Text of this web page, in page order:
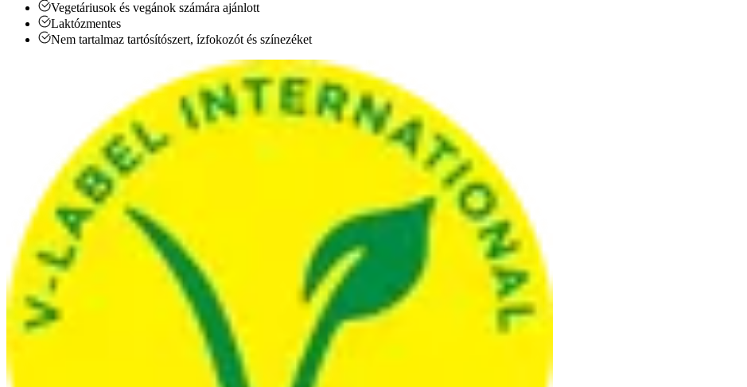
Vegetáriusok és vegánok számára ajánlott
Laktózmentes
Nem tartalmaz tartósítószert, ízfokozót és színezéket